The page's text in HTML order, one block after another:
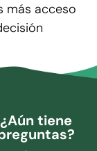
más acceso
¿Aún tiene